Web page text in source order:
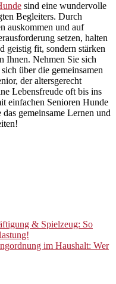
sind eine wundervolle
Begleiters. Durch
auskommen und auf
setzen, halten
geistig fit, sondern stärken
Ihnen. Nehmen Sie sich
über die gemeinsamen
der altersgerecht
Lebensfreude oft bis ins
einfachen Senioren Hunde
gemeinsame Lernen und
& Spielzeug: So
im Haushalt: Wer